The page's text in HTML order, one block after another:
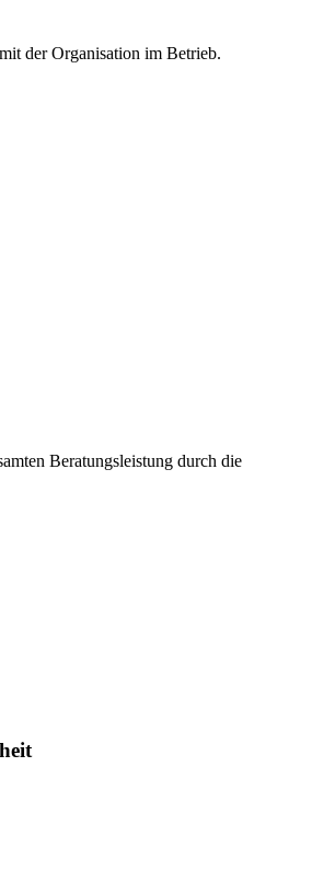
der Organisation im Betrieb.
Beratungsleistung durch die